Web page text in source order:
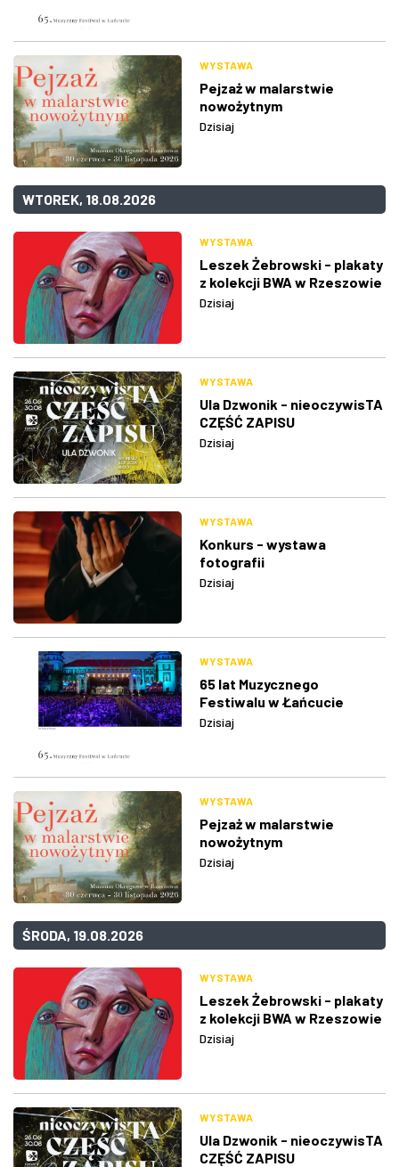
WYSTAWA
Pejzaż w malarstwie
nowożytnym
Dzisiaj
WTOREK, 18.08.2026
WYSTAWA
Leszek Żebrowski - plakaty
z kolekcji BWA w Rzeszowie
Dzisiaj
WYSTAWA
Ula Dzwonik - nieoczywisTA
CZĘŚĆ ZAPISU
Dzisiaj
WYSTAWA
Konkurs - wystawa
fotografii
Dzisiaj
WYSTAWA
65 lat Muzycznego
Festiwalu w Łańcucie
Dzisiaj
WYSTAWA
Pejzaż w malarstwie
nowożytnym
Dzisiaj
ŚRODA, 19.08.2026
WYSTAWA
Leszek Żebrowski - plakaty
z kolekcji BWA w Rzeszowie
Dzisiaj
WYSTAWA
Ula Dzwonik - nieoczywisTA
CZĘŚĆ ZAPISU